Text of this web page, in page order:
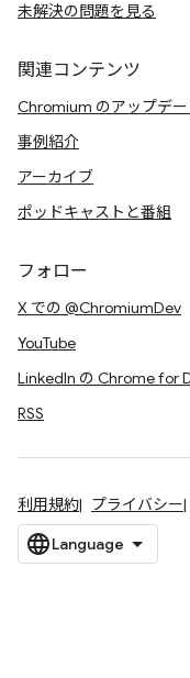
未解決の問題を見る
関連コンテンツ
Chromium のアップデー
事例紹介
アーカイブ
ポッドキャストと番組
フォロー
X での @ChromiumDev
YouTube
LinkedIn の Chrome for
RSS
利用規約 プライバシー